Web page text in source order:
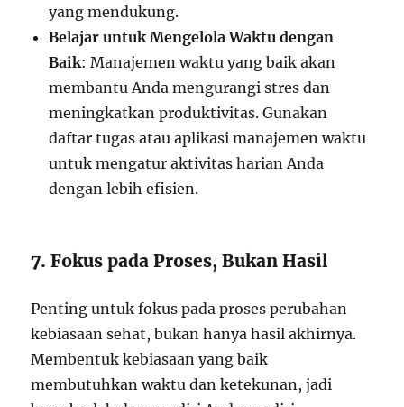
yang mendukung.
Belajar untuk Mengelola Waktu dengan
Baik: Manajemen waktu yang baik akan
membantu Anda mengurangi stres dan
meningkatkan produktivitas. Gunakan
daftar tugas atau aplikasi manajemen waktu
untuk mengatur aktivitas harian Anda
dengan lebih efisien.
7. Fokus pada Proses, Bukan Hasil
Penting untuk fokus pada proses perubahan
kebiasaan sehat, bukan hanya hasil akhirnya.
Membentuk kebiasaan yang baik
membutuhkan waktu dan ketekunan, jadi